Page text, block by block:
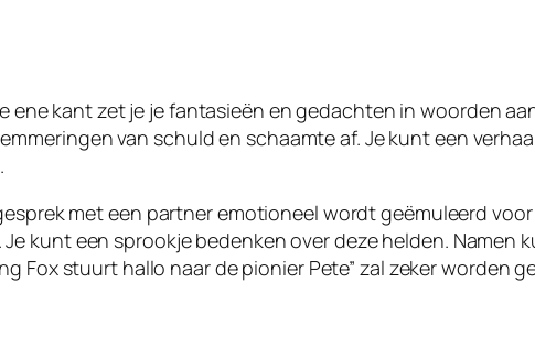
kant zet je je fantasieën en gedachten in woorden
van schuld en schaamte af. Je kunt een
met een partner emotioneel wordt geëmuleerd
kunt een sprookje bedenken over deze helden. Namen
Fox stuurt hallo naar de pionier Pete” zal zeker worden